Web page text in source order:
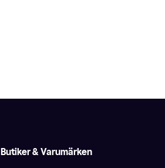
Butiker & Varumärken